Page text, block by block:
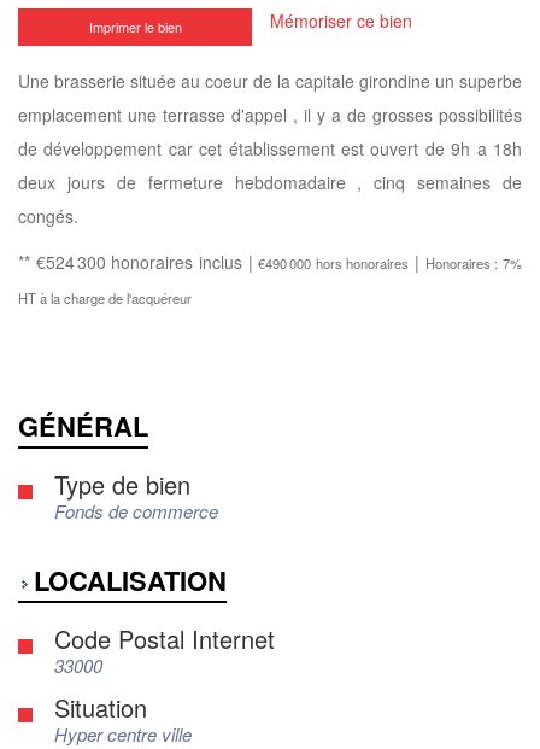
Imprimer le bien Mémoriser ce bien
Une brasserie située au coeur de la capitale girondine un superbe
emplacement une terrasse d'appel , il y a de grosses possibilités
de développement car cet établissement est ouvert de 9h a 18h
deux jours de fermeture hebdomadaire , cinq semaines de
congés.
** €524 300 honoraires inclus |€490 000 hors honoraires | Honoraires : 7%
HT à la charge de l'acquéreur
GÉNÉRAL
Type de bien
Fonds de commerce
LOCALISATION
Code Postal Internet
33000
Situation
Hyper centre ville